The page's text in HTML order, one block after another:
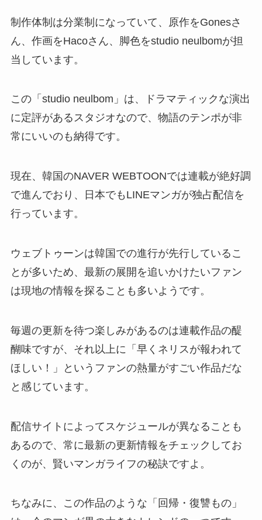
制作体制は分業制になっていて、原作をGonesさ
ん、作画をHacoさん、脚色をstudio neulbomが担
当しています。
この「studio neulbom」は、ドラマティックな演出
に定評があるスタジオなので、物語のテンポが非
常にいいのも納得です。
現在、韓国のNAVER WEBTOONでは連載が絶好調
で進んでおり、日本でもLINEマンガが独占配信を
行っています。
ウェブトゥーンは韓国での進行が先行しているこ
とが多いため、最新の展開を追いかけたいファン
は現地の情報を探ることも多いようです。
毎週の更新を待つ楽しみがあるのは連載作品の醍
醐味ですが、それ以上に「早くネリスが報われて
ほしい！」というファンの熱量がすごい作品だな
と感じています。
配信サイトによってスケジュールが異なることも
あるので、常に最新の更新情報をチェックしてお
くのが、賢いマンガライフの秘訣ですよ。
ちなみに、この作品のような「回帰・復讐もの」